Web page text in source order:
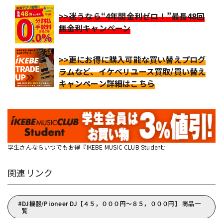
>>迷うなら“4年間金利ゼロ！”最長48回
無金利キャンペーン
>>更にお得に購入可能な買い替えプログ
ラムなど、イケベリユース買取/買い替え
キャンペーン詳細はこちら
学生さんならいつでもお得『IKEBE MUSIC CLUB Student』
関連リンク
DJ機器/Pioneer DJ【４５，０００円～８５，０００円】 商品一
覧